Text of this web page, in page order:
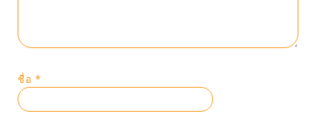
ชื่อ *